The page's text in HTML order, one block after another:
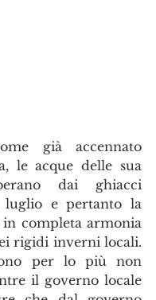
già accennato
le acque delle sua
dai ghiacci
luglio e pertanto la
completa armonia
rigidi inverni locali.
per lo più non
il governo locale